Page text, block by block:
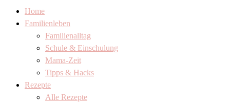
Home
Familienleben
Familienalltag
Schule & Einschulung
Mama-Zeit
Tipps & Hacks
Rezepte
Alle Rezepte